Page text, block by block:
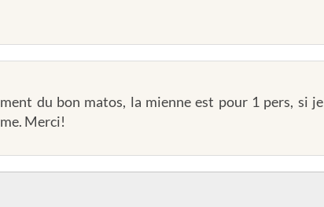
du bon matos, la mienne est pour 1 pers, si je
Merci!